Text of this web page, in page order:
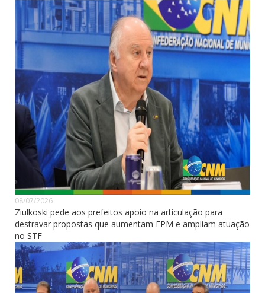
08/07/2026
Ziulkoski pede aos prefeitos apoio na articulação para
destravar propostas que aumentam FPM e ampliam atuação
no STF